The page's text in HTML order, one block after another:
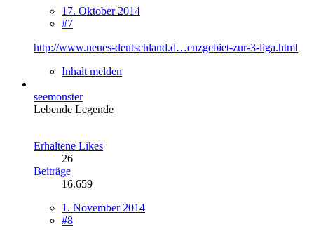
17. Oktober 2014
#7
http://www.neues-deutschland.d…enzgebiet-zur-3-liga.html
Inhalt melden
seemonster
Lebende Legende
Erhaltene Likes
26
Beiträge
16.659
1. November 2014
#8